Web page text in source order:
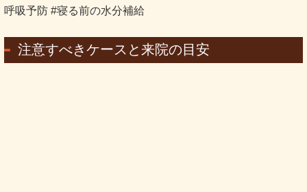
呼吸予防 #寝る前の水分補給
注意すべきケースと来院の目安